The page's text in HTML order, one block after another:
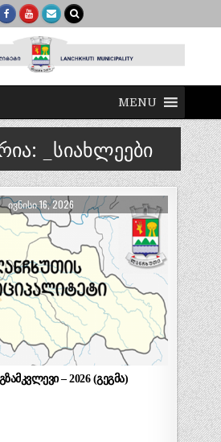
MENU
_სიახლეები
ᲘᲕᲜᲘᲡᲘ 16, 2026
– 2026 (გეგმა)